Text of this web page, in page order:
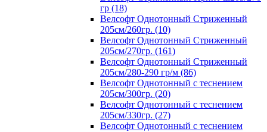
гр (18)
Велсофт Однотонный Стриженный
205см/260гр. (10)
Велсофт Однотонный Стриженный
205см/270гр. (161)
Велсофт Однотонный Стриженный
205см/280-290 гр/м (86)
Велсофт Однотонный с теснением
205см/300гр. (20)
Велсофт Однотонный с теснением
205см/330гр. (27)
Велсофт Однотонный с теснением